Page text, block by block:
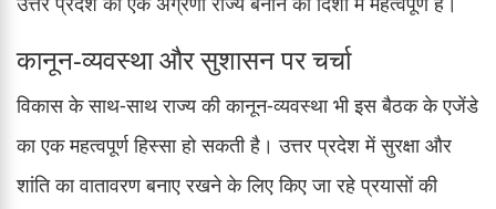
कानून-व्यवस्था और सुशासन पर चर्चा
विकास के साथ-साथ राज्य की कानून-व्यवस्था भी इस बैठक के एजेंडे
का एक महत्वपूर्ण हिस्सा हो सकती है। उत्तर प्रदेश में सुरक्षा और
शांति का वातावरण बनाए रखने के लिए किए जा रहे प्रयासों की